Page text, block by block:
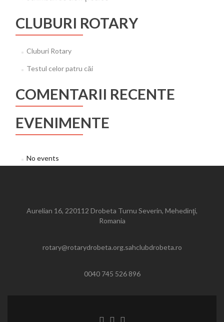
CLUBURI ROTARY
Cluburi Rotary
Testul celor patru căi
COMENTARII RECENTE
EVENIMENTE
No events
Aurelian 16, 220112 Drobeta Turnu Severin, Mehedinţi,
Romania
rotary@rotarydrobeta.org.sahclubdrobeta.ro
0040 745 526 896
Legătură
Legătură
Legătură